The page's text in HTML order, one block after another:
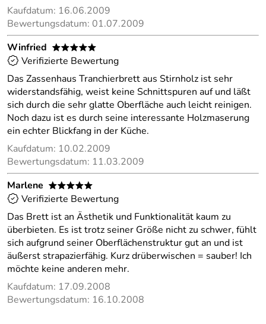
Kaufdatum: 16.06.2009
Bewertungsdatum: 01.07.2009
Winfried
*****
Verifizierte Bewertung
Das Zassenhaus Tranchierbrett aus Stirnholz ist sehr
widerstandsfähig, weist keine Schnittspuren auf und läßt
sich durch die sehr glatte Oberfläche auch leicht reinigen.
Noch dazu ist es durch seine interessante Holzmaserung
ein echter Blickfang in der Küche.
Kaufdatum: 10.02.2009
Bewertungsdatum: 11.03.2009
Marlene
*****
Verifizierte Bewertung
Das Brett ist an Ästhetik und Funktionalität kaum zu
überbieten. Es ist trotz seiner Größe nicht zu schwer, fühlt
sich aufgrund seiner Oberflächenstruktur gut an und ist
äußerst strapazierfähig. Kurz drüberwischen = sauber! Ich
möchte keine anderen mehr.
Kaufdatum: 17.09.2008
Bewertungsdatum: 16.10.2008